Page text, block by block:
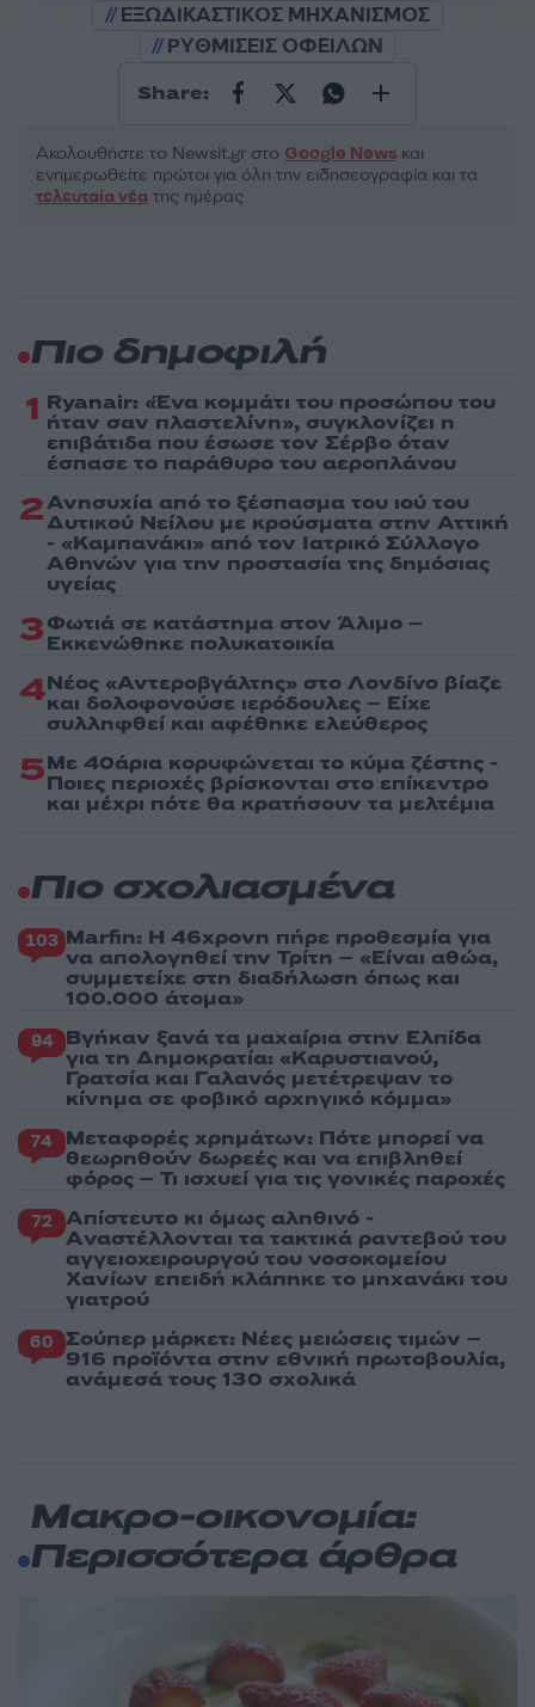
ΕΞΩΔΙΚΑΣΤΙΚΟΣ ΜΗΧΑΝΙΣΜΟΣ
ΡΥΘΜΙΣΕΙΣ ΟΦΕΙΛΩΝ
Share:
Ακολουθήστε το Νewsit.gr στο Google News και
ενημερωθείτε πρώτοι για όλη την ειδησεογραφία και τα
τελευταία νέα της ημέρας
Πιο δημοφιλή
1 Ryanair: «Ένα κομμάτι του προσώπου του
ήταν σαν πλαστελίνη», συγκλονίζει η
επιβάτιδα που έσωσε τον Σέρβο όταν
έσπασε το παράθυρο του αεροπλάνου
2Ανησυχία από το ξέσπασμα του ιού του
Δυτικού Νείλου με κρούσματα στην Αττική
- «Καμπανάκι» από τον Ιατρικό Σύλλογο
Αθηνών για την προστασία της δημόσιας
υγείας
3Φωτιά σε κατάστημα στον Άλιμο –
Εκκενώθηκε πολυκατοικία
4Νέος «Αντεροβγάλτης» στο Λονδίνο βίαζε
και δολοφονούσε ιερόδουλες – Είχε
συλληφθεί και αφέθηκε ελεύθερος
5Με 40άρια κορυφώνεται το κύμα ζέστης -
Ποιες περιοχές βρίσκονται στο επίκεντρο
και μέχρι πότε θα κρατήσουν τα μελτέμια
Πιο σχολιασμένα
103 Marfin: Η 46χρονη πήρε προθεσμία για
να απολογηθεί την Τρίτη – «Είναι αθώα,
συμμετείχε στη διαδήλωση όπως και
100.000 άτομα»
94 Βγήκαν ξανά τα μαχαίρια στην Ελπίδα
για τη Δημοκρατία: «Καρυστιανού,
Γρατσία και Γαλανός μετέτρεψαν το
κίνημα σε φοβικό αρχηγικό κόμμα»
74 Μεταφορές χρημάτων: Πότε μπορεί να
θεωρηθούν δωρεές και να επιβληθεί
φόρος – Τι ισχυεί για τις γονικές παροχές
72 Απίστευτο κι όμως αληθινό -
Aναστέλλονται τα τακτικά ραντεβού του
αγγειοχειρουργού του νοσοκομείου
Χανίων επειδή κλάπηκε το μηχανάκι του
γιατρού
60 Σούπερ μάρκετ: Νέες μειώσεις τιμών –
916 προϊόντα στην εθνική πρωτοβουλία,
ανάμεσά τους 130 σχολικά
Μακρο-οικονομία:
Περισσότερα άρθρα